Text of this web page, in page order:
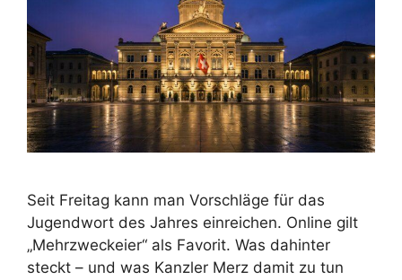
Seit Freitag kann man Vorschläge für das
Jugendwort des Jahres einreichen. Online gilt
„Mehrzweckeier“ als Favorit. Was dahinter
steckt – und was Kanzler Merz damit zu tun